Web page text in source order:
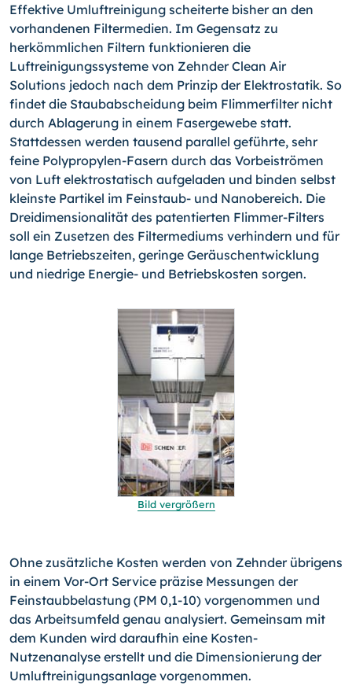
Effektive Umluftreinigung scheiterte bisher an den
vorhandenen Filtermedien. Im Gegensatz zu
herkömmlichen Filtern funktionieren die
Luftreinigungssysteme von Zehnder Clean Air
Solutions jedoch nach dem Prinzip der Elektrostatik. So
findet die Staubabscheidung beim Flimmerfilter nicht
durch Ablagerung in einem Fasergewebe statt.
Stattdessen werden tausend parallel geführte, sehr
feine Polypropylen-Fasern durch das Vorbeiströmen
von Luft elektrostatisch aufgeladen und binden selbst
kleinste Partikel im Feinstaub- und Nanobereich. Die
Dreidimensionalität des patentierten Flimmer-Filters
soll ein Zusetzen des Filtermediums verhindern und für
lange Betriebszeiten, geringe Geräuschentwicklung
und niedrige Energie- und Betriebskosten sorgen.
Bild vergrößern
Ohne zusätzliche Kosten werden von Zehnder übrigens
in einem Vor-Ort Service präzise Messungen der
Feinstaubbelastung (PM 0,1-10) vorgenommen und
das Arbeitsumfeld genau analysiert. Gemeinsam mit
dem Kunden wird daraufhin eine Kosten-
Nutzenanalyse erstellt und die Dimensionierung der
Umluftreinigungsanlage vorgenommen.